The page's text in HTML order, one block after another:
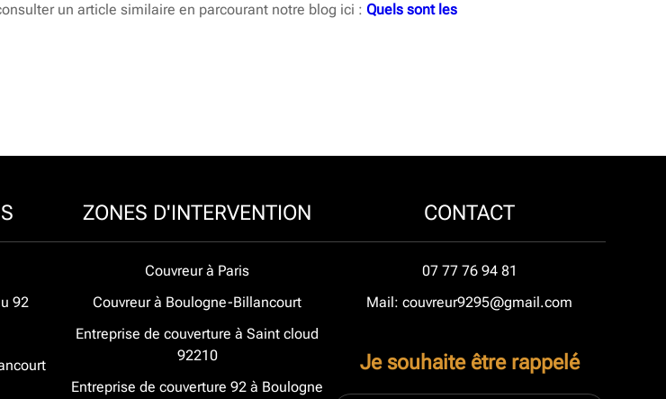
un article similaire en parcourant notre blog ici : Quels sont les
92
ZONES D'INTERVENTION
Couvreur à Paris
Couvreur à Boulogne-Billancourt
Entreprise de couverture à Saint cloud
92210
Entreprise de couverture 92 à Boulogne
CONTACT
07 77 76 94 81
Mail: couvreur9295@gmail.com
Je souhaite être rappelé